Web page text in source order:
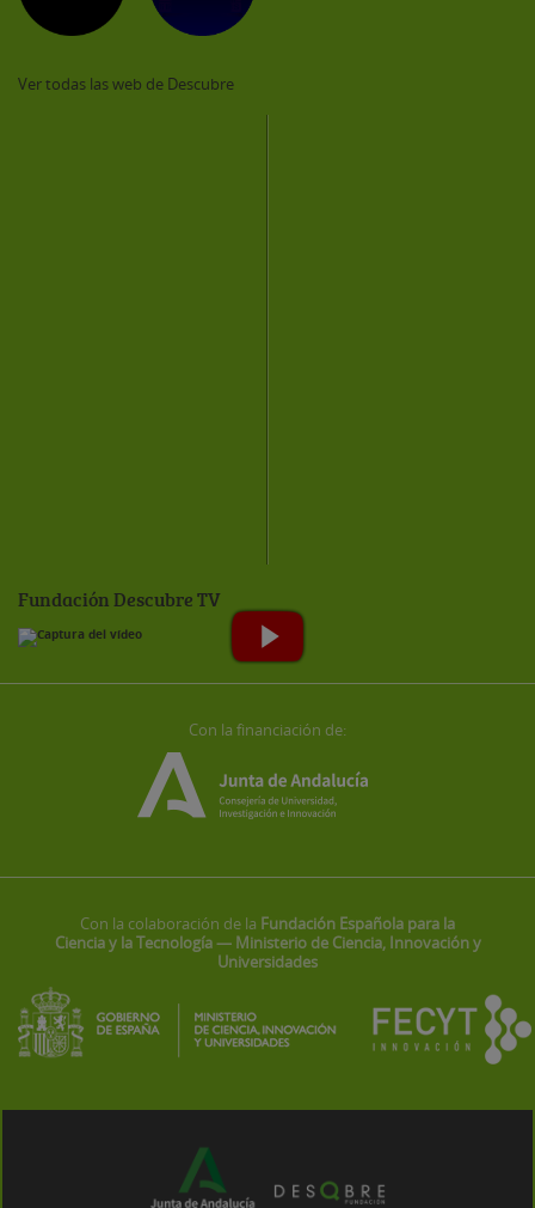
Ver todas las web de Descubre
Fundación Descubre TV
Con la financiación de:
Con la colaboración de la Fundación Española para la
Ciencia y la Tecnología — Ministerio de Ciencia, Innovación y
Universidades